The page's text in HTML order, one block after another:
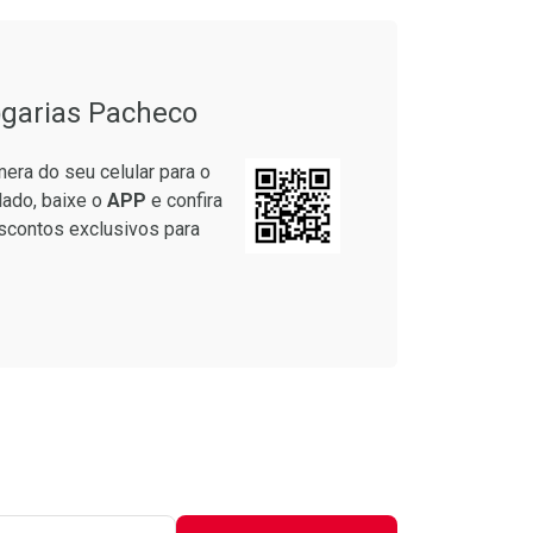
Pacheco
do seu celular para o
baixe o APP e confira
exclusivos para